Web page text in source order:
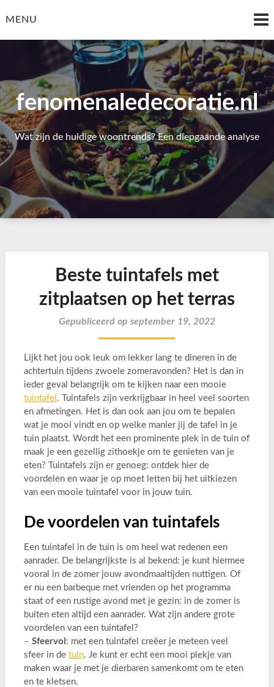
toMENU
fenomenaledecoratie.nl
Wat zijn de huidige woontrends? Een diepgaande analyse
Beste tuintafels met
zitplaatsen op het terras
Gepubliceerd op september 19, 2022
Lijkt het jou ook leuk om lekker lang te dineren in de
achtertuin tijdens zwoele zomeravonden? Het is dan in
ieder geval belangrijk om te kijken naar een mooie
tuintafel . Tuintafels zijn verkrijgbaar in heel veel soorten
en afmetingen. Het is dan ook aan jou om te bepalen
wat je mooi vindt en op welke manier jij de tafel in je
tuin plaatst. Wordt het een prominente plek in de tuin of
maak je een gezellig zithoekje om te genieten van je
eten? Tuintafels zijn er genoeg: ontdek hier de
voordelen en waar je op moet letten bij het uitkiezen
van een mooie tuintafel voor in jouw tuin.
De voordelen van tuintafels
Een tuintafel in de tuin is om heel wat redenen een
aanrader. De belangrijkste is al bekend: je kunt hiermee
vooral in de zomer jouw avondmaaltijden nuttigen. Of
er nu een barbeque met vrienden op het programma
staat of een rustige avond met je gezin: in de zomer is
buiten eten altijd een aanrader. Wat zijn andere grote
voordelen van een tuintafel?
– Sfeervol : met een tuintafel creëer je meteen veel
sfeer in de tuin. Je kunt er echt een mooi plekje van
maken waar je met je dierbaren samenkomt om te eten
en te kletsen.